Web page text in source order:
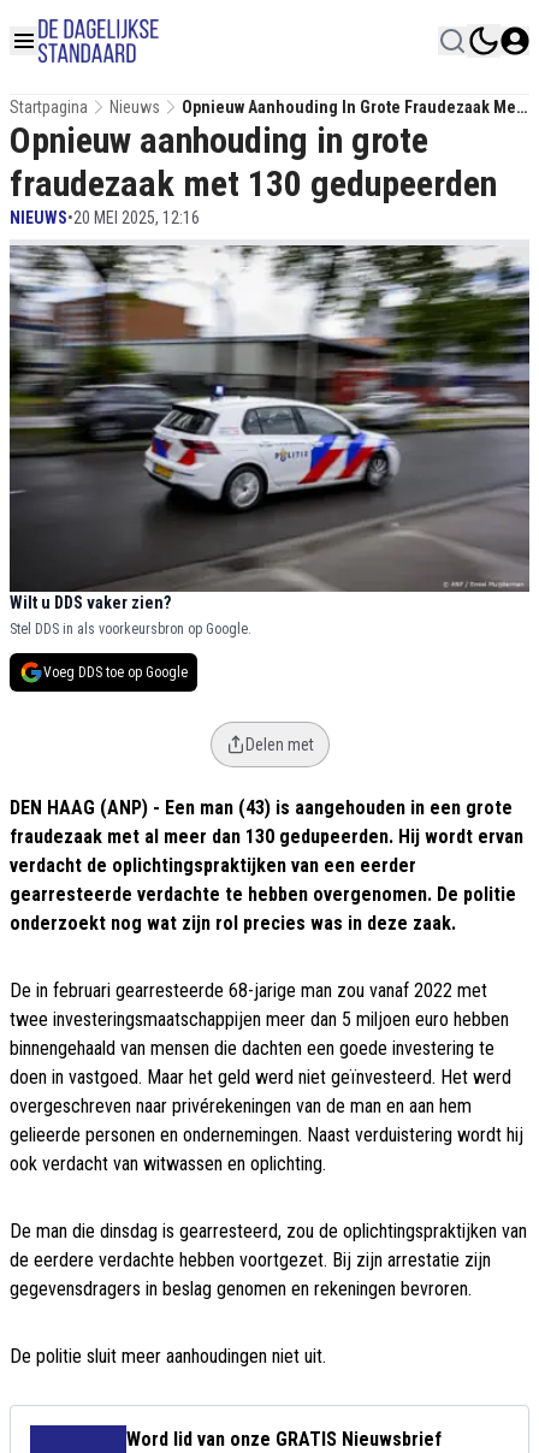
Startpagina Nieuws
Opnieuw Aanhouding In Grote Fraudezaak Met
130 Gedupeerden
Opnieuw aanhouding in grote
fraudezaak met 130 gedupeerden
NIEUWS•20 MEI 2025, 12:16
Wilt u DDS vaker zien?
Stel DDS in als voorkeursbron op Google.
Voeg DDS toe op Google
Delen met
DEN HAAG (ANP) - Een man (43) is aangehouden in een grote
fraudezaak met al meer dan 130 gedupeerden. Hij wordt ervan
verdacht de oplichtingspraktijken van een eerder
gearresteerde verdachte te hebben overgenomen. De politie
onderzoekt nog wat zijn rol precies was in deze zaak.
De in februari gearresteerde 68-jarige man zou vanaf 2022 met
twee investeringsmaatschappijen meer dan 5 miljoen euro hebben
binnengehaald van mensen die dachten een goede investering te
doen in vastgoed. Maar het geld werd niet geïnvesteerd. Het werd
overgeschreven naar privérekeningen van de man en aan hem
gelieerde personen en ondernemingen. Naast verduistering wordt hij
ook verdacht van witwassen en oplichting.
De man die dinsdag is gearresteerd, zou de oplichtingspraktijken van
de eerdere verdachte hebben voortgezet. Bij zijn arrestatie zijn
gegevensdragers in beslag genomen en rekeningen bevroren.
De politie sluit meer aanhoudingen niet uit.
Word lid van onze GRATIS Nieuwsbrief